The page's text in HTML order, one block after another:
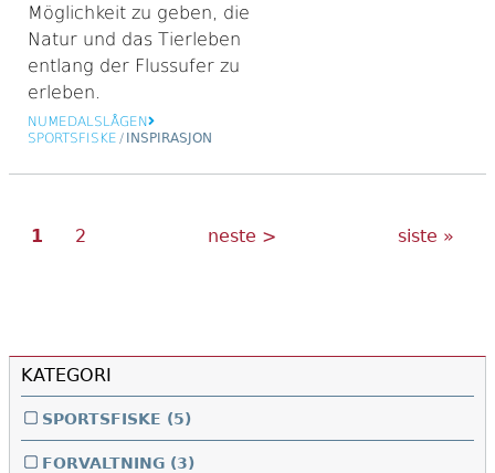
Möglichkeit zu geben, die
Natur und das Tierleben
entlang der Flussufer zu
erleben.
NUMEDALSLÅGEN
SPORTSFISKE / INSPIRASJON
Sider
Nåværende
1 Side
2
Neste
neste >
Siste
siste »
KATEGORI
SPORTSFISKE (5)
FORVALTNING (3)